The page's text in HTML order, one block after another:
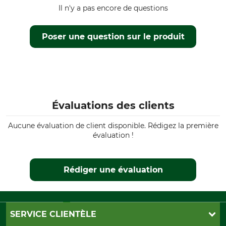
Husqvarna 281
Husqvarna 298
Husqvarna 288
Husqvarna 371
Husqvarna 395
Husqvarna 385
Husqvarna 575
Husqvarna 2101
Husqvarna 572
Poser une question sur le produit
Il n'y a pas encore de questions
Évaluations des clients
Aucune évaluation de client disponible. Rédigez la première
évaluation !
Rédiger une évaluation
SERVICE CLIENTÈLE